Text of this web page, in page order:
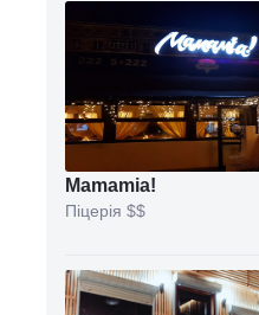
Mamamia!
Піцерія $$